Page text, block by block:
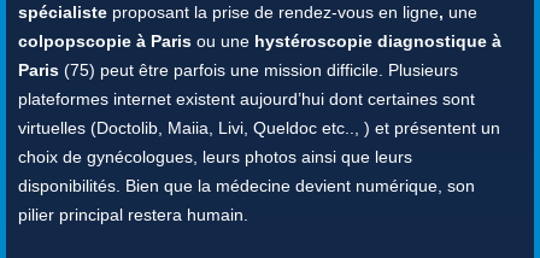
spécialiste proposant la prise de rendez-vous en ligne, une
colpopscopie à Paris ou une hystéroscopie diagnostique à
Paris (75) peut être parfois une mission difficile. Plusieurs
plateformes internet existent aujourd’hui dont certaines sont
virtuelles (Doctolib, Maiia, Livi, Queldoc etc.., ) et présentent un
choix de gynécologues, leurs photos ainsi que leurs
disponibilités. Bien que la médecine devient numérique, son
pilier principal restera humain.